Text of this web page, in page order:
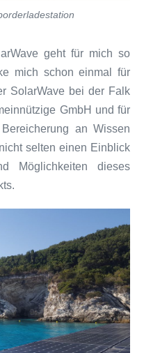
geht für mich so
mich schon einmal für
SolarWave bei der Falk
GmbH und für
an Wissen
selten einen Einblick
Möglichkeiten dieses